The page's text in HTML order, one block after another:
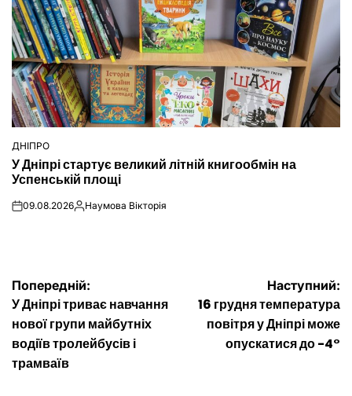
ОПУБЛІКУВАТИ
У
ДНІПРО
У Дніпрі стартує великий літній книгообмін на
Успенській площі
on09.08.2026Опубліковано
Наумова Вікторія
Навігація
записів
Попередній:
У Дніпрі триває навчання
нової групи майбутніх
водіїв тролейбусів і
трамваїв
Наступний:
16 грудня температура
повітря у Дніпрі може
опускатися до -4°